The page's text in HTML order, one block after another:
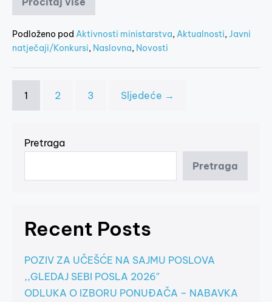
Podloženo pod Aktivnosti ministarstva,Aktualnosti,Javni
natječaji/Konkursi, Naslovna, Novosti
1 2 3 Sljedeće →
Pretraga
Pretraga
Recent Posts
POZIV ZA UČEŠĆE NA SAJMU POSLOVA
,,GLEDAJ SEBI POSLA 2026″
ODLUKA O IZBORU PONUĐAČA – NABAVKA